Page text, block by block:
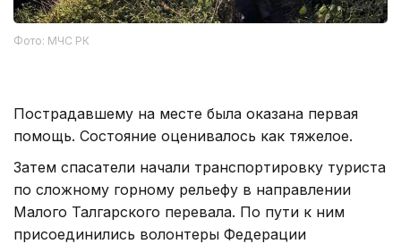
Фото: МЧС РК
Пострадавшему на месте была оказана первая
помощь. Состояние оценивалось как тяжелое.
Затем спасатели начали транспортировку туриста
по сложному горному рельефу в направлении
Малого Талгарского перевала. По пути к ним
присоединились волонтеры Федерации